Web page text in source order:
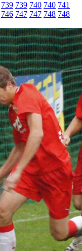
739 739 740 740 741
746 747 747 748 748